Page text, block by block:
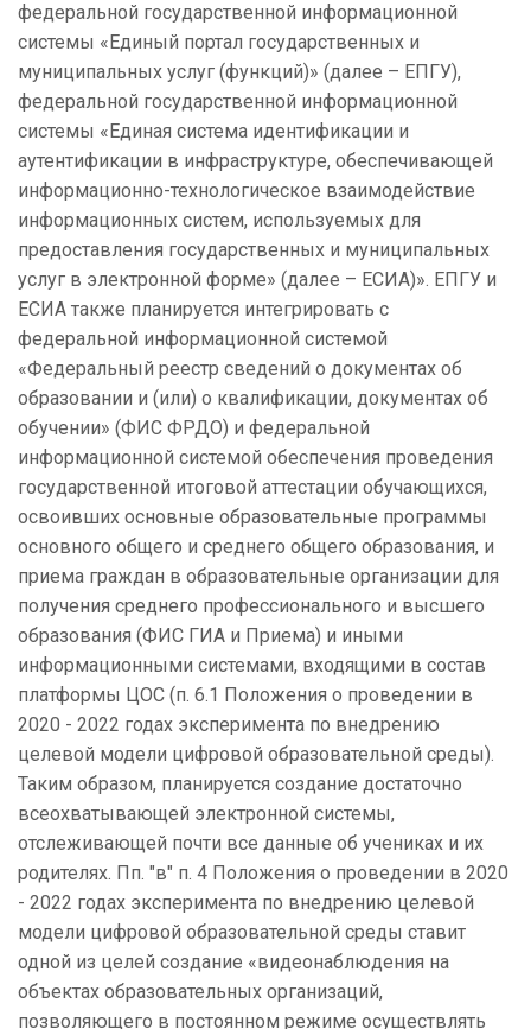
федеральной государственной информационной
системы «Единый портал государственных и
муниципальных услуг (функций)» (далее – ЕПГУ),
федеральной государственной информационной
системы «Единая система идентификации и
аутентификации в инфраструктуре, обеспечивающей
информационно-технологическое взаимодействие
информационных систем, используемых для
предоставления государственных и муниципальных
услуг в электронной форме» (далее – ЕСИА)». ЕПГУ и
ЕСИА также планируется интегрировать с
федеральной информационной системой
«Федеральный реестр сведений о документах об
образовании и (или) о квалификации, документах об
обучении» (ФИС ФРДО) и федеральной
информационной системой обеспечения проведения
государственной итоговой аттестации обучающихся,
освоивших основные образовательные программы
основного общего и среднего общего образования, и
приема граждан в образовательные организации для
получения среднего профессионального и высшего
образования (ФИС ГИА и Приема) и иными
информационными системами, входящими в состав
платформы ЦОС (п. 6.1 Положения о проведении в
2020 - 2022 годах эксперимента по внедрению
целевой модели цифровой образовательной среды).
Таким образом, планируется создание достаточно
всеохватывающей электронной системы,
отслеживающей почти все данные об учениках и их
родителях. Пп. "в" п. 4 Положения о проведении в 2020
- 2022 годах эксперимента по внедрению целевой
модели цифровой образовательной среды ставит
одной из целей создание «видеонаблюдения на
объектах образовательных организаций,
позволяющего в постоянном режиме осуществлять